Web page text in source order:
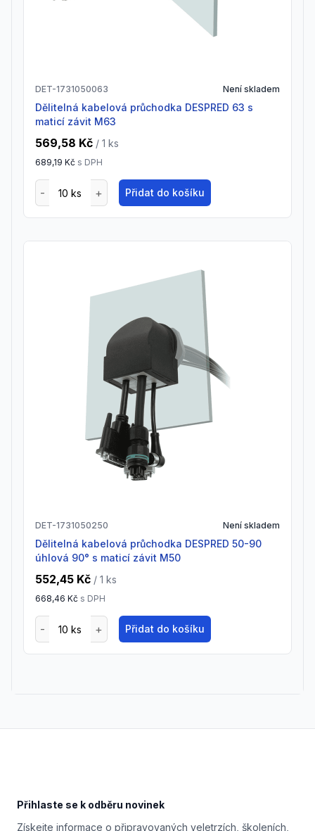
DET-1731050063 Není skladem
Dělitelná kabelová průchodka DESPRED 63 s
maticí závit M63
569,58 Kč / 1 ks
689,19 Kč s DPH
Přidat do košíku
DET-1731050250 Není skladem
Dělitelná kabelová průchodka DESPRED 50-90
úhlová 90° s maticí závit M50
552,45 Kč / 1 ks
668,46 Kč s DPH
Přidat do košíku
Přihlaste se k odběru novinek
Získejte informace o připravovaných veletrzích, školeních,